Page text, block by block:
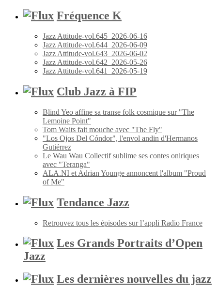
Fréquence K
Jazz Attitude-vol.645_2026-06-16
Jazz Attitude-vol.644_2026-06-09
Jazz Attitude-vol.643_2026-06-02
Jazz Attitude-vol.642_2026-05-26
Jazz Attitude-vol.641_2026-05-19
Club Jazz à FIP
Blind Yeo affine sa transe folk cosmique sur "The
Lemoine Point"
Tom Waits fait mouche avec "The Fly"
"Los Ojos Del Cóndor", l'envol andin d'Hermanos
Gutiérrez
Le Wau Wau Collectif sublime ses contes oniriques
avec "Teranga"
ALA.NI et Adrian Younge annoncent l'album "Proud
of Me"
Tendance Jazz
Retrouvez tous les épisodes sur l’appli Radio France
Les Grands Portraits d’Open
Jazz
Les dernières nouvelles du jazz